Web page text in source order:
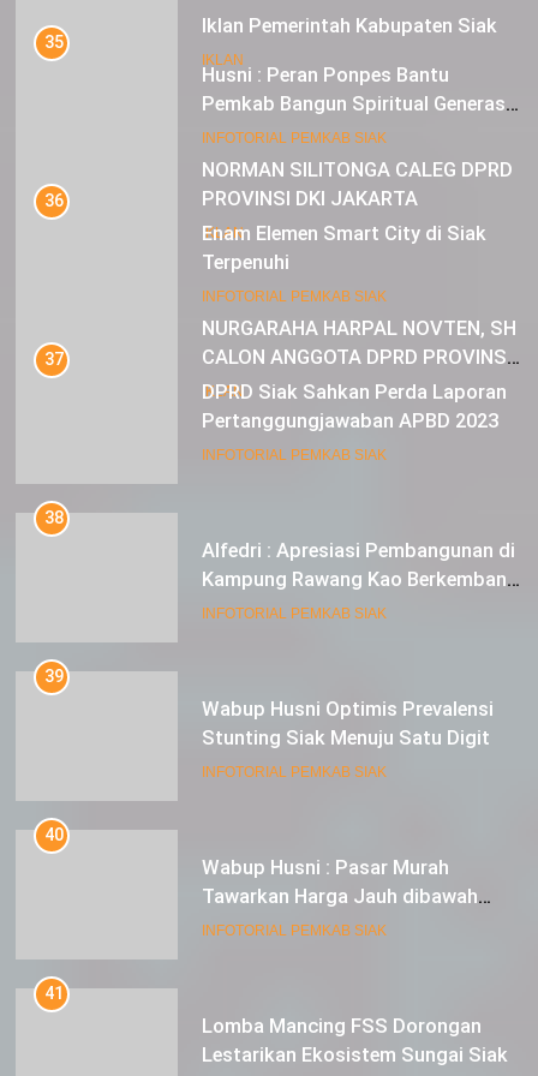
Iklan Pemerintah Kabupaten Siak
IKLAN
NORMAN SILITONGA CALEG DPRD
PROVINSI DKI JAKARTA
IKLAN
NURGARAHA HARPAL NOVTEN, SH
CALON ANGGOTA DPRD PROVINSI
DKI JAKARTA
IKLAN
35
Husni : Peran Ponpes Bantu
Pemkab Bangun Spiritual Generasi
Muda
INFOTORIAL PEMKAB SIAK
36
Enam Elemen Smart City di Siak
Terpenuhi
INFOTORIAL PEMKAB SIAK
37
DPRD Siak Sahkan Perda Laporan
Pertanggungjawaban APBD 2023
INFOTORIAL PEMKAB SIAK
38
Alfedri : Apresiasi Pembangunan di
Kampung Rawang Kao Berkembang
Pesat
INFOTORIAL PEMKAB SIAK
39
Wabup Husni Optimis Prevalensi
Stunting Siak Menuju Satu Digit
INFOTORIAL PEMKAB SIAK
40
Wabup Husni : Pasar Murah
Tawarkan Harga Jauh dibawah
Pasar Tradisional
INFOTORIAL PEMKAB SIAK
41
Lomba Mancing FSS Dorongan
Lestarikan Ekosistem Sungai Siak